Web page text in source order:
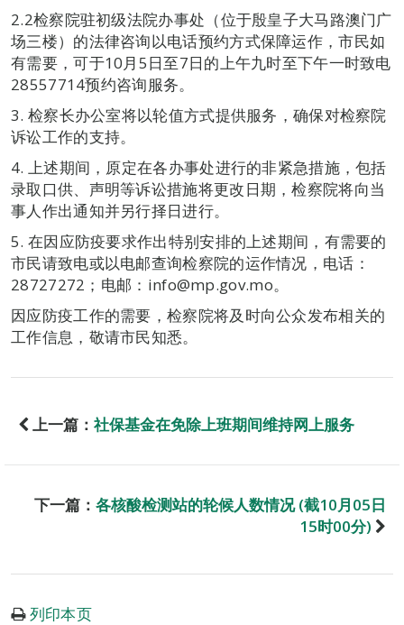
2.2检察院驻初级法院办事处（位于殷皇子大马路澳门广
场三楼）的法律咨询以电话预约方式保障运作，市民如
有需要，可于10月5日至7日的上午九时至下午一时致电
28557714预约咨询服务。
3. 检察长办公室将以轮值方式提供服务，确保对检察院
诉讼工作的支持。
4. 上述期间，原定在各办事处进行的非紧急措施，包括
录取口供、声明等诉讼措施将更改日期，检察院将向当
事人作出通知并另行择日进行。
5. 在因应防疫要求作出特别安排的上述期间，有需要的
市民请致电或以电邮查询检察院的运作情况，电话：
28727272；电邮：info@mp.gov.mo。
因应防疫工作的需要，检察院将及时向公众发布相关的
工作信息，敬请市民知悉。
上一篇： 社保基金在免除上班期间维持网上服务
下一篇： 各核酸检测站的轮候人数情况 (截10月05日
15时00分)
列印本页